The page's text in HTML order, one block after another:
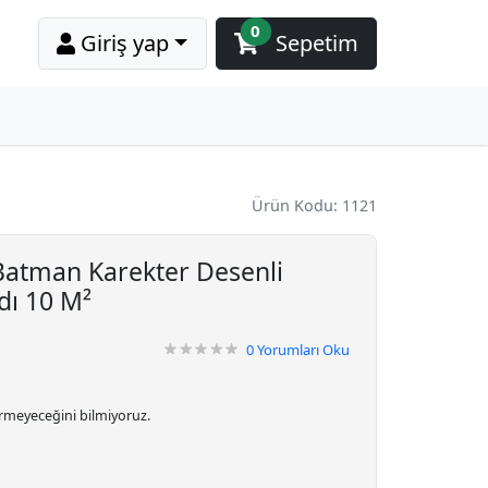
Giriş yap Sepetim
0
Ürün Kodu: 1121
Karekter Desenli
10 M²
0Yorumları Oku
bilmiyoruz.